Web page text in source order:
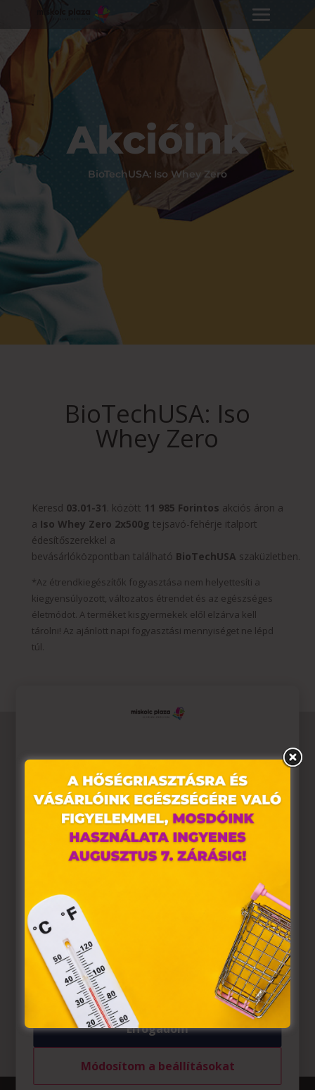
Akcióink
BioTechUSA: Iso Whey Zero
BioTechUSA: Iso
Whey Zero
Keresd 03.01-31. között 11 985 Forintos akciós áron a
a Iso Whey Zero 2x500g tejsavó-fehérje italport
édesítőszerekkel a
bevásárlóközpontban található BioTechUSA szaküzletben.
*Az étrendkiegészítők fogyasztása nem helyettesíti a
kiegyensúlyozott, változatos étrendet és az egészséges
életmódot. A terméket kisgyermekek elől elzárva kell
tárolni! Az ajánlott napi fogyasztási mennyiséget ne lépd
túl.
Weboldalunkon „cookie"-kat (továbbiakban „süti")
alkalmazunk. Ezek olyan fájlok, melyek információt
tárolnak webes böngészőjében. Ehhez az Ön
hozzájárulása szükséges.
A „sütiket" az elektronikus hírközlésről szóló 2003. évi C.
törvény, az elektronikus kereskedelmi szolgáltatások, az
információs társadalommal összefüggő szolgáltatások
egyes kérdéseiről szóló 2001. évi CVIII. törvény, valamint
az Európai Unió előírásainak megfelelően használjuk.
Azon weblapoknak, melyek az Európai Unió országain
belül működnek, a „sütik" használatához, és ezeknek a
felhasználó számítógépén vagy egyéb eszközén történő
tárolásához a felhasználók hozzájárulását kell kérniük.
Elfogadom
Módosítom a beállításokat